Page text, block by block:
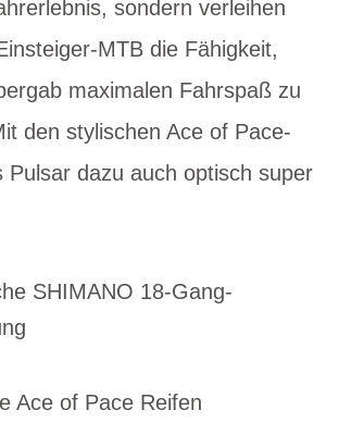
sondern verleihen
MTB die Fähigkeit,
maximalen Fahrspaß zu
den stylischen Ace of Pace-
Pulsar dazu auch optisch super
SHIMANO 18-Gang-
Ace of Pace Reifen